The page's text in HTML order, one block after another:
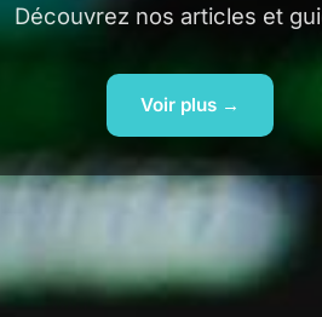
Découvrez nos articles et
Voir plus →